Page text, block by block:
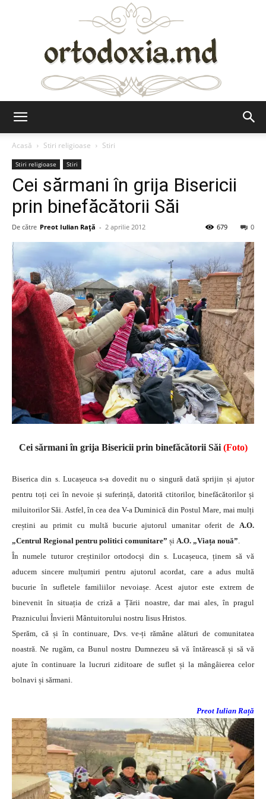
Acasă
Stiri religioase Stiri
Stiri religioase Stiri
Cei sărmani în grija Bisericii
prin binefăcătorii Săi
De către Preot Iulian Raţă - 2 aprilie 2012 0
679
Cei sărmani în grija Bisericii prin binefăcătorii Săi (Foto)
Biserica din s. Lucașeuca s-a dovedit nu o singură dată sprijin și ajutor
pentru toți cei în nevoie și suferință, datorită ctitorilor, binefăcătorilor și
miluitorilor Săi. Astfel, în cea dea V-a Duminică din Postul Mare, mai mulți
creștini au primit cu multă bucurie ajutorul umanitar oferit de A.O.
„Centrul Regional pentru politici comunitare” și A.O. „Viața nouă”.
În numele tuturor creștinilor ortodocși din s. Lucașeuca, ținem să vă
aducem sincere mulțumiri pentru ajutorul acordat, care a adus multă
bucurie în sufletele familiilor nevoiașe. Acest ajutor este extrem de
binevenit în situația de criză a Țării noastre, dar mai ales, în pragul
Praznicului Învierii Mântuitorului nostru Iisus Hristos.
Sperăm, că și în continuare, Dvs. ve-ți rămâne alături de comunitatea
noastră. Ne rugăm, ca Bunul nostru Dumnezeu să vă întărească și să vă
ajute în continuare la lucruri ziditoare de suflet și la mângâierea celor
bolnavi și sărmani.
Preot Iulian Rață